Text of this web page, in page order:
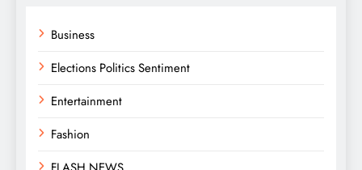
Business
Elections Politics Sentiment
Entertainment
Fashion